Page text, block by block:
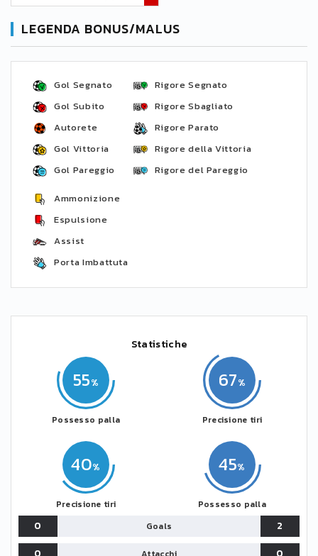
LEGENDA BONUS/MALUS
Gol Segnato
Gol Subito
Autorete
Gol Vittoria
Gol Pareggio
Rigore Segnato
Rigore Sbagliato
Rigore Parato
Rigore della Vittoria
Rigore del Pareggio
Ammonizione
Espulsione
Assist
Porta Imbattuta
Statistiche
55
Possesso palla
40
Precisione tiri
45
Possesso palla
67
Precisione tiri
0 Goals
2